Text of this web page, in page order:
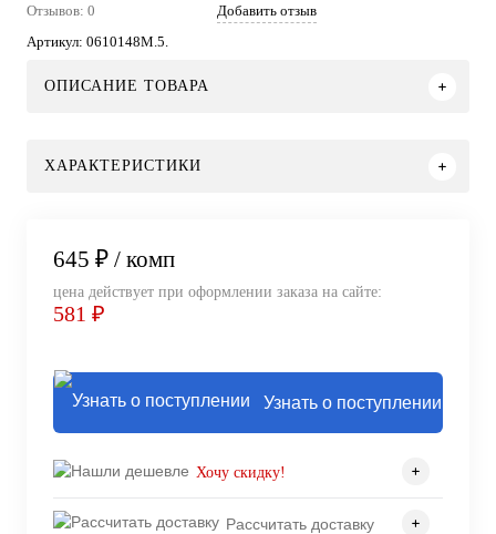
Отзывов: 0
Добавить отзыв
Артикул: 0610148M.5.
ОПИСАНИЕ ТОВАРА
ХАРАКТЕРИСТИКИ
645 ₽ / комп
цена действует при оформлении заказа на сайте:
581 ₽
Узнать о поступлении
Хочу скидку!
Рассчитать доставку